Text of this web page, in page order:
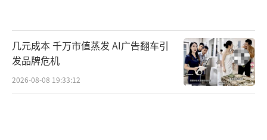
几元成本 千万市值蒸发 AI广告翻车引
发品牌危机
2026-08-08 19:33:12